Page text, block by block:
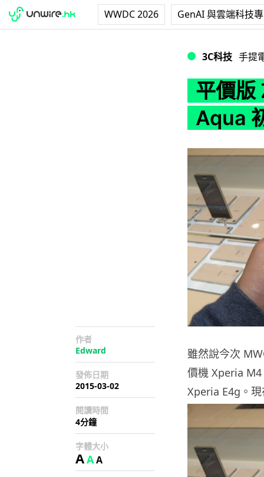
WWDC 2026 GenAI 與雲端科技
3C科技 手提
平價
Aqua
作者
Edward
發佈日期
2015-03-02
閱讀時間
4分鐘
字體大小
AAA
雖然說今次
價機 Xperia
Xperia E4g。